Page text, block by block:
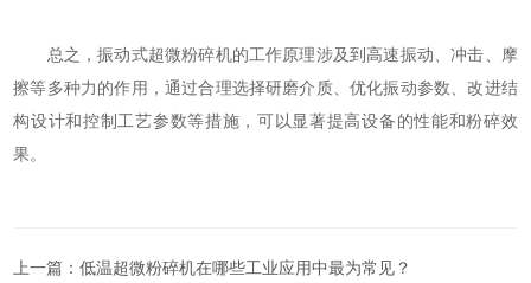
总之，振动式超微粉碎机的工作原理涉及到高速振动、冲击、摩
擦等多种力的作用，通过合理选择研磨介质、优化振动参数、改进结
构设计和控制工艺参数等措施，可以显著提高设备的性能和粉碎效
果。
上一篇：低温超微粉碎机在哪些工业应用中最为常见？